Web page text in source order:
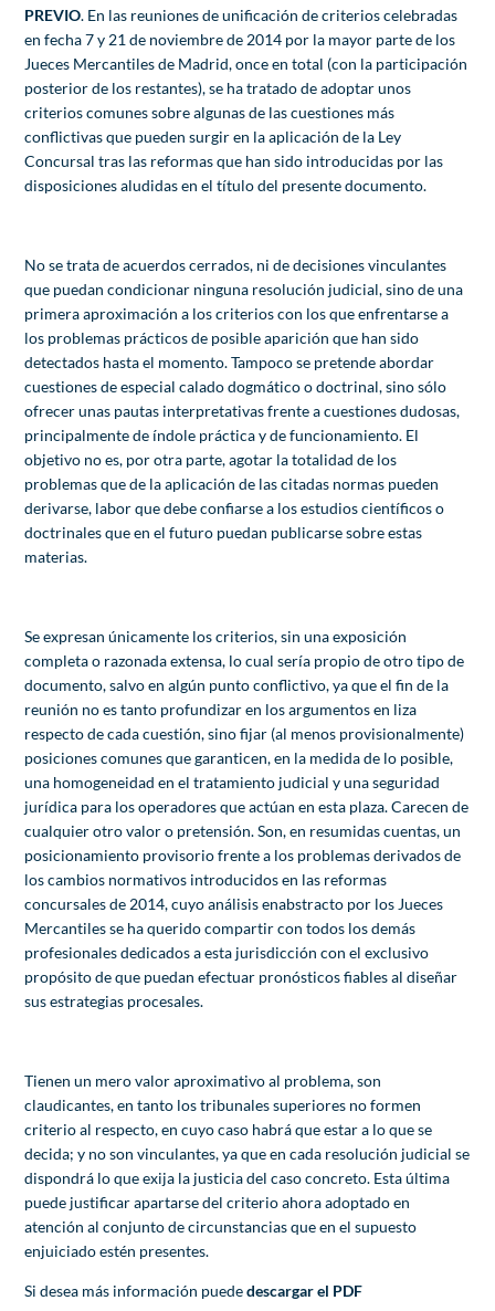
PREVIO. En las reuniones de unificación de criterios celebradas
en fecha 7 y 21 de noviembre de 2014 por la mayor parte de los
Jueces Mercantiles de Madrid, once en total (con la participación
posterior de los restantes), se ha tratado de adoptar unos
criterios comunes sobre algunas de las cuestiones más
conflictivas que pueden surgir en la aplicación de la Ley
Concursal tras las reformas que han sido introducidas por las
disposiciones aludidas en el título del presente documento.
No se trata de acuerdos cerrados, ni de decisiones vinculantes
que puedan condicionar ninguna resolución judicial, sino de una
primera aproximación a los criterios con los que enfrentarse a
los problemas prácticos de posible aparición que han sido
detectados hasta el momento. Tampoco se pretende abordar
cuestiones de especial calado dogmático o doctrinal, sino sólo
ofrecer unas pautas interpretativas frente a cuestiones dudosas,
principalmente de índole práctica y de funcionamiento. El
objetivo no es, por otra parte, agotar la totalidad de los
problemas que de la aplicación de las citadas normas pueden
derivarse, labor que debe confiarse a los estudios científicos o
doctrinales que en el futuro puedan publicarse sobre estas
materias.
Se expresan únicamente los criterios, sin una exposición
completa o razonada extensa, lo cual sería propio de otro tipo de
documento, salvo en algún punto conflictivo, ya que el fin de la
reunión no es tanto profundizar en los argumentos en liza
respecto de cada cuestión, sino fijar (al menos provisionalmente)
posiciones comunes que garanticen, en la medida de lo posible,
una homogeneidad en el tratamiento judicial y una seguridad
jurídica para los operadores que actúan en esta plaza. Carecen de
cualquier otro valor o pretensión. Son, en resumidas cuentas, un
posicionamiento provisorio frente a los problemas derivados de
los cambios normativos introducidos en las reformas
concursales de 2014, cuyo análisis enabstracto por los Jueces
Mercantiles se ha querido compartir con todos los demás
profesionales dedicados a esta jurisdicción con el exclusivo
propósito de que puedan efectuar pronósticos fiables al diseñar
sus estrategias procesales.
Tienen un mero valor aproximativo al problema, son
claudicantes, en tanto los tribunales superiores no formen
criterio al respecto, en cuyo caso habrá que estar a lo que se
decida; y no son vinculantes, ya que en cada resolución judicial se
dispondrá lo que exija la justicia del caso concreto. Esta última
puede justificar apartarse del criterio ahora adoptado en
atención al conjunto de circunstancias que en el supuesto
enjuiciado estén presentes.
Si desea más información puededescargar el PDF